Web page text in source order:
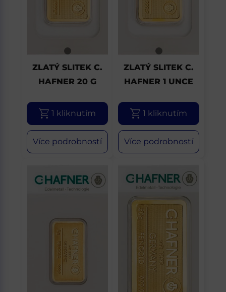
ZLATÝ SLITEK C.
HAFNER 20 G
1 kliknutím
Více podrobností
ZLATÝ SLITEK C.
HAFNER 1 UNCE
1 kliknutím
Více podrobností